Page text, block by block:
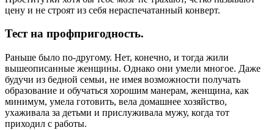
цену и не строят из себя нераспечатанный конверт.
Тест на профпригодность.
Раньше было по-другому. Нет, конечно, и тогда жили
вышеописанные женщины. Однако они умели многое. Даже
будучи из бедной семьи, не имея возможности получать
образование и обучаться хорошим манерам, женщина, как
минимум, умела готовить, вела домашнее хозяйство,
ухаживала за детьми и прислуживала мужу, когда тот
приходил с работы.